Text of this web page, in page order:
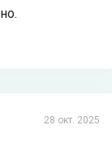
28 окт. 2025